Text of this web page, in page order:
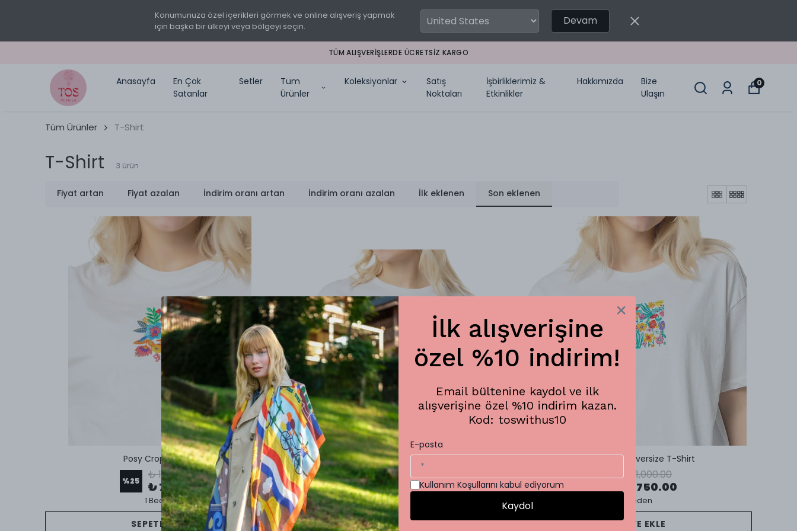
Konumunuza özel içerikleri görmek ve online alışveriş yapmak
için başka bir ülkeyi veya bölgeyi seçin.
Devam
TÜM ALIŞVERIŞLERDE ÜCRETSIZ KARGO
Anasayfa
En Çok
Satanlar
Setler
Tüm
Ürünler
Koleksiyonlar
Satış
Noktaları
İşbirliklerimiz &
Etkinlikler
Hakkımızda
Bize
Ulaşın
0
Tüm Ürünler T-Shirt
T-Shirt 3 ürün
Fiyat artan Fiyat azalan İndirim oranı artan İndirim oranı azalan İlk eklenen Son eklenen
Posy Crop T-Shirt
%25 ₺ 1,000.00
₺ 750.00
1 Beden
SEPETE EKLE
Lotus Crop T-Shirt
%25 ₺ 1,000.00
₺ 750.00
1 Beden
SEPETE EKLE
Flower Field Oversize T-Shirt
%25 ₺ 1,000.00
₺ 750.00
1 Beden
SEPETE EKLE
İlk alışverişine
özel %10 indirim!
Email bültenine kaydol ve ilk
alışverişine özel %10 indirim kazan.
Kod: toswithus10
E-posta
Kullanım Koşullarını kabul ediyorum
Kaydol